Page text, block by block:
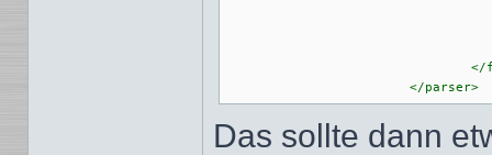
			</parser>
Das sollte dann